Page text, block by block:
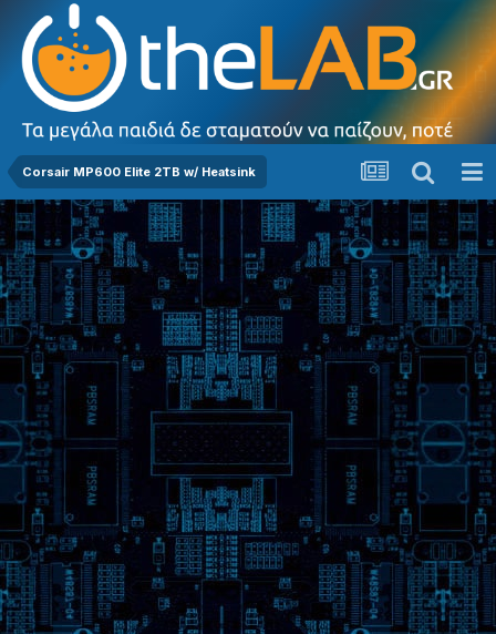
Corsair MP600 Elite 2TB w/ Heatsink